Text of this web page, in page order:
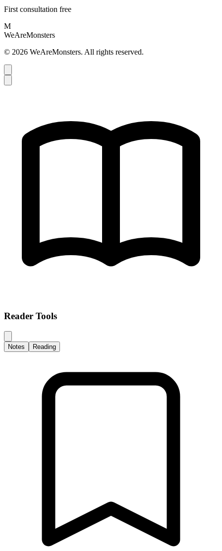
First consultation free
M
WeAreMonsters
© 2026 WeAreMonsters. All rights reserved.
Reader Tools
Notes Reading